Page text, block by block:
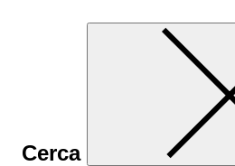
Cerca